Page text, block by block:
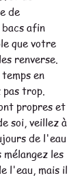
de
bacs afin
que votre
renverse.
en
pas trop.
propres et
soi, veillez à
de l'eau
les
l'eau, mais il